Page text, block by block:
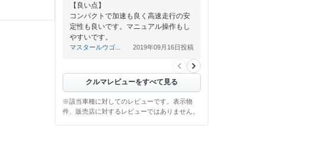
【良い点】
コンパクトで加速も良く高速走行の安
定性も良いです。マニュアル操作もし
やすいです。
車検は通りますがマフラーは純正でも
まあまあ…
マスタールウゴ... 2019年09月16日投稿
クルマレビューをすべて見る
※該当車種に対してのレビューです。表示物
件、販売店に対するレビューではありません。